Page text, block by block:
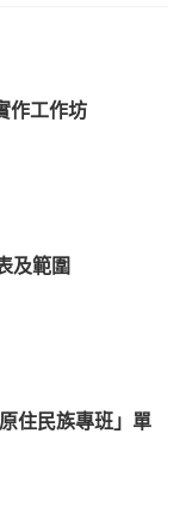
作工作坊
及範圍
住民族專班」單